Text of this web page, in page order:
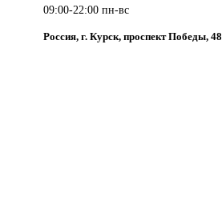
09:00-22:00 пн-вс
Россия, г. Курск, проспект Победы, 48